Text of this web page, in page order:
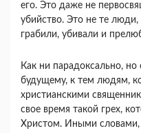
его. Это даже не
убийство. Это не те
грабили, убивали и
Как ни парадоксально,
будущему, к тем людям,
христианскими
свое время такой грех,
Христом. Иными словами,